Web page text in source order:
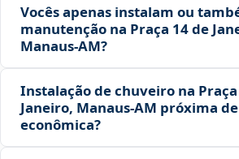
Vocês apenas instalam ou
manutenção na Praça 14 de
Manaus‑AM?
Instalação de chuveiro na
Janeiro, Manaus‑AM próxima
econômica?